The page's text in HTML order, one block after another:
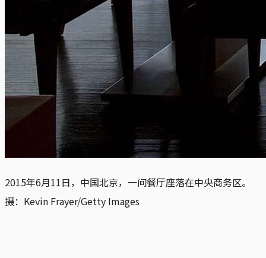
2015年6月11日，中国北京，一间餐厅座落在中央商务区。
摄：Kevin Frayer/Getty Images